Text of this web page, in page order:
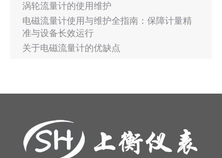
涡轮流量计的使用维护
电磁流量计使用与维护全指南：保障计量精
准与设备长效运行
关于电磁流量计的优缺点